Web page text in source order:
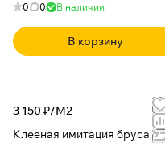
0 0 В наличии
В корзину
3 150 ₽/М2
Клееная имитация бруса из